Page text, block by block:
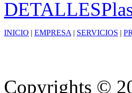
DETALLES
INICIO | EMPRESA | SERVICIOS |
Copyrights ©